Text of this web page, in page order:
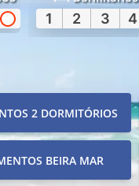
1 2 3 4
2 DORMITÓRIOS
BEIRA MAR